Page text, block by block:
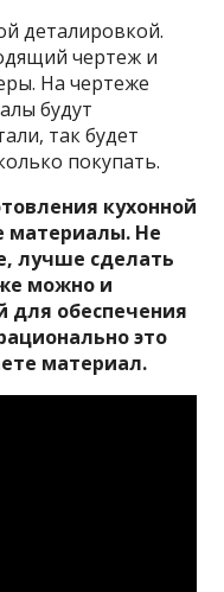
деталировкой.
чертеж и
На чертеже
будут
так будет
покупать.
кухонной
материалы. Не
лучше сделать
можно и
для обеспечения
это
материал.